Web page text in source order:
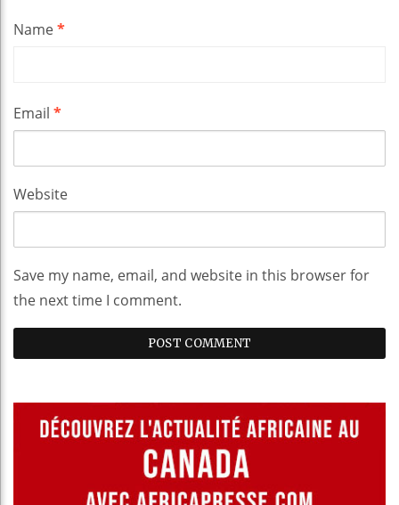
Name*
Email *
Website
Save my name, email, and website in this browser for
the next time I comment.